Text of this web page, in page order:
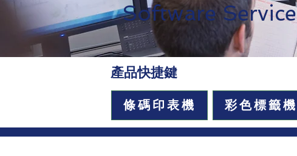
Software Service
​產品快捷鍵
條碼印表機 彩色標籤機